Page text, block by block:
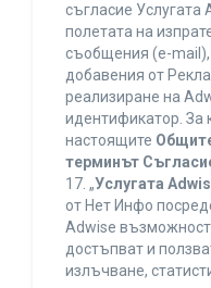
съгласие Услугата
полетата на
съобщения (e-
добавения от
реализиране на
идентификатор. За
настоящите
терминът
17. „Услугата
от Нет Инфо
Adwise
достъпват и
излъчване,